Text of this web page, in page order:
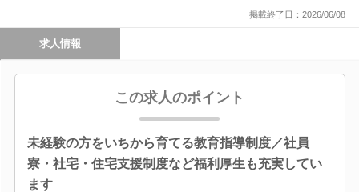
掲載終了日：2026/06/08
求人情報
この求人のポイント
未経験の方をいちから育てる教育指導制度／社員
寮・社宅・住宅支援制度など福利厚生も充実してい
ます